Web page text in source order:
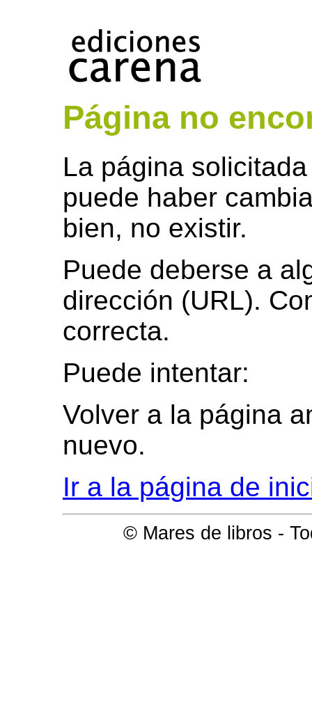
Página no
La página
puede haber
bien, no existir.
Puede deberse a
dirección (URL).
correcta.
Puede intentar:
Volver a la página
nuevo.
Ir a la página de
© Mares de libros -